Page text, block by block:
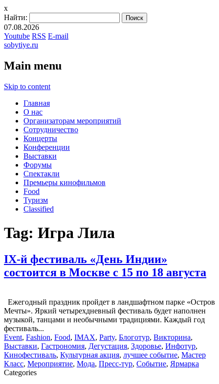
x
Найти:
07.08.2026
Youtube RSS E-mail
sobytiye.ru
Main menu
Skip to content
Главная
О нас
Организаторам мероприятий
Сотрудничество
Концерты
Конференции
Выставки
Форумы
Спектакли
Премьеры кинофильмов
Food
Туризм
Сlassified
Tag: Игра Лила
IX-й фестиваль «День Индии»
состоится в Москве с 15 по 18 августа
Ежегодный праздник пройдет в ландшафтном парке «Остров
Мечты». Яркий четырехдневный фестиваль будет наполнен
музыкой, танцами и необычными традициями. Каждый год
фестиваль...
Event, Fashion, Food, IMAX, Party, Блоготур, Викторина,
Выставки, Гастрономия, Дегустация, Здоровье, Инфотур,
Кинофестиваль, Культурная акция, лучшее событие, Мастер
Класс, Мероприятие, Мода, Пресс-тур, Событие, Ярмарка
Categories